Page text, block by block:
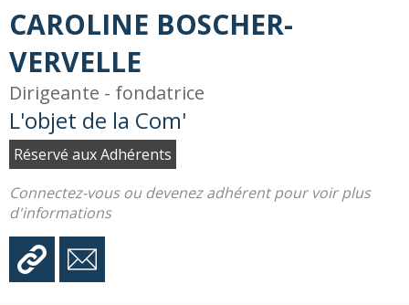
CAROLINE BOSCHER-
VERVELLE
Dirigeante - fondatrice
L'objet de la Com'
Réservé aux Adhérents
Connectez-vous ou devenez adhérent pour voir plus
d'informations